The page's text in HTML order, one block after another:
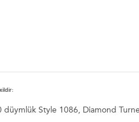
düymlük Style 1086, Diamond